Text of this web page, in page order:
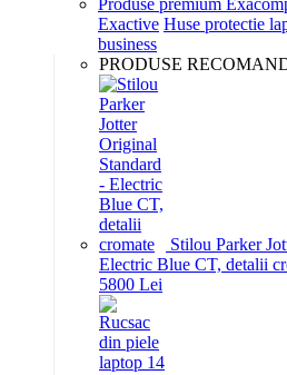
Produse premium
Exactive Huse protectie
business
PRODUSE
Stilou Parker
Electric Blue CT, detalii
5800 Lei